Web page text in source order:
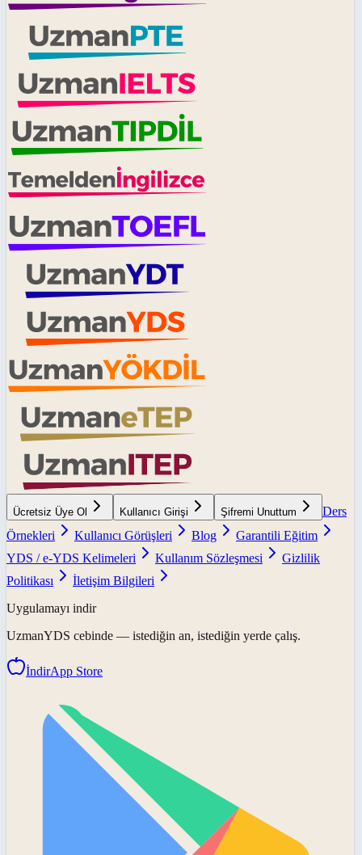
Ücretsiz Üye Ol Kullanıcı Girişi Şifremi Unuttum
Ders
Örnekleri
Kullanıcı Görüşleri Blog
Garantili Eğitim
YDS / e-YDS Kelimeleri
Kullanım Sözleşmesi
Gizlilik
Politikası
İletişim Bilgileri
Uygulamayı indir
UzmanYDS cebinde — istediğin an, istediğin yerde çalış.
İndirApp Store